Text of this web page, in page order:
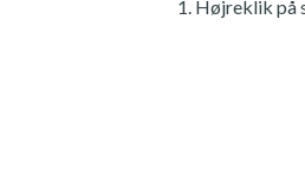
Højreklik på